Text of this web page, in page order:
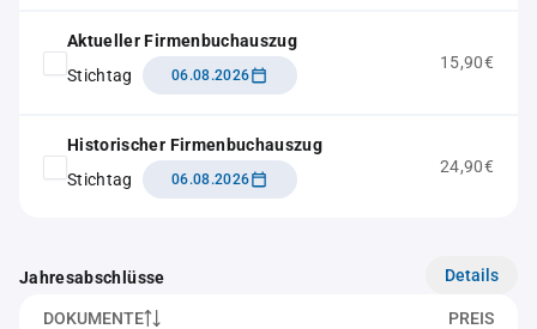
Aktueller Firmenbuchauszug
Stichtag
06.08.2026
15,90€
Historischer Firmenbuchauszug
Stichtag
06.08.2026
24,90€
Jahresabschlüsse Details
DOKUMENTE PREIS